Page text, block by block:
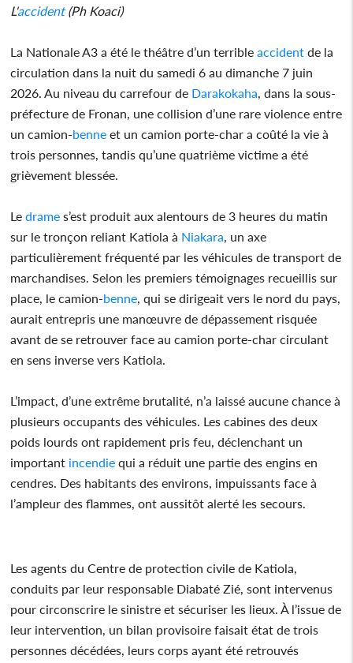
L'accident(Ph Koaci)
La Nationale A3 a été le théâtre d’un terribleaccident de la
circulation dans la nuit du samedi 6 au dimanche 7 juin
2026. Au niveau du carrefour de Darakokaha, dans la sous-
préfecture de Fronan, une collision d’une rare violence entre
un camion-benne et un camion porte-char a coûté la vie à
trois personnes, tandis qu’une quatrième victime a été
grièvement blessée.
Ledrame s’est produit aux alentours de 3 heures du matin
sur le tronçon reliant Katiola à Niakara, un axe
particulièrement fréquenté par les véhicules de transport de
marchandises. Selon les premiers témoignages recueillis sur
place, le camion-benne, qui se dirigeait vers le nord du pays,
aurait entrepris une manœuvre de dépassement risquée
avant de se retrouver face au camion porte-char circulant
en sens inverse vers Katiola.
L’impact, d’une extrême brutalité, n’a laissé aucune chance à
plusieurs occupants des véhicules. Les cabines des deux
poids lourds ont rapidement pris feu, déclenchant un
important incendie qui a réduit une partie des engins en
cendres. Des habitants des environs, impuissants face à
l’ampleur des flammes, ont aussitôt alerté les secours.
Les agents du Centre de protection civile de Katiola,
conduits par leur responsable Diabaté Zié, sont intervenus
pour circonscrire le sinistre et sécuriser les lieux. À l’issue de
leur intervention, un bilan provisoire faisait état de trois
personnes décédées, leurs corps ayant été retrouvés